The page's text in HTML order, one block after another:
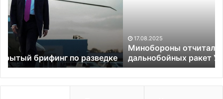
по
складу
дальнобойных
ракет
Украины
17.08.2025
Минобороны отчиталось об ударе по складу
дальнобойных ракет Украины